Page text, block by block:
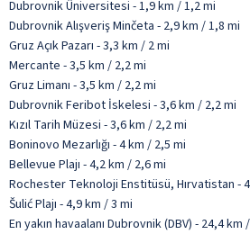
Dubrovnik Üniversitesi - 1,9 km / 1,2 mi
Dubrovnik Alışveriş Minčeta - 2,9 km / 1,8 mi
Gruz Açık Pazarı - 3,3 km / 2 mi
Mercante - 3,5 km / 2,2 mi
Gruz Limanı - 3,5 km / 2,2 mi
Dubrovnik Feribot İskelesi - 3,6 km / 2,2 mi
Kızıl Tarih Müzesi - 3,6 km / 2,2 mi
Boninovo Mezarlığı - 4 km / 2,5 mi
Bellevue Plajı - 4,2 km / 2,6 mi
Rochester Teknoloji Enstitüsü, Hırvatistan -
Šulić Plajı - 4,9 km / 3 mi
En yakın havaalanı Dubrovnik (DBV) - 24,4 km